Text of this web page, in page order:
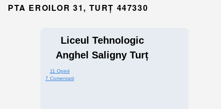
PTA EROILOR 31, TURȚ 447330
Liceul Tehnologic
Anghel Saligny Turț
11 Opinii
7 Comentarii